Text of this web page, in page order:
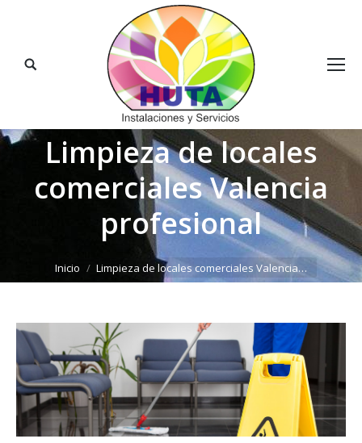
Buscar:
Limpieza de locales
comerciales Valencia
profesional
Inicio Limpieza de locales comerciales Valencia…